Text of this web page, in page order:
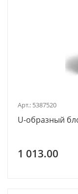
Арт.: 5387520
U-образный
1 013.00